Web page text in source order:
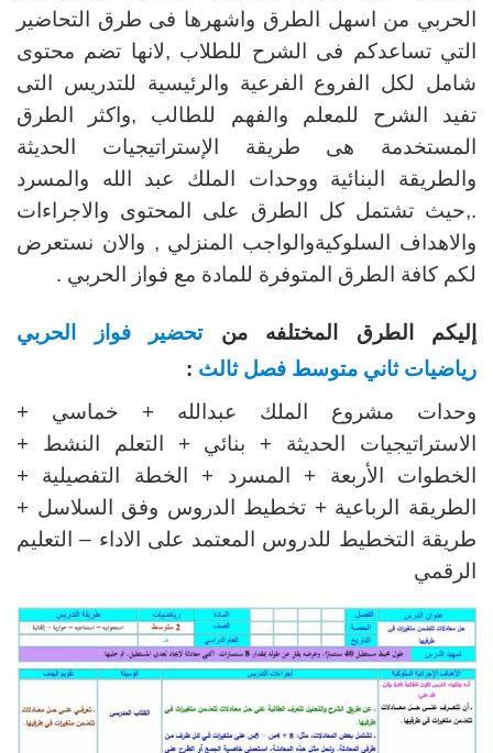
الحربي من اسهل الطرق واشهرها فى طرق التحاضير
التي تساعدكم فى الشرح للطلاب ,لانها تضم محتوى
شامل لكل الفروع الفرعية والرئيسية للتدريس التى
تفيد الشرح للمعلم والفهم للطالب ,واكثر الطرق
المستخدمة هى طريقة الإستراتيجيات الحديثة
والطريقة البنائية ووحدات الملك عبد الله والمسرد
.,حيث تشتمل كل الطرق على المحتوى والاجراءات
والاهداف السلوكيةوالواجب المنزلي , والان نستعرض
لكم كافة الطرق المتوفرة للمادة مع فواز الحربي .
إليكم الطرق المختلفه منتحضير فواز الحربي
رياضيات ثاني متوسط فصل ثالث :
وحدات مشروع الملك عبدالله + خماسي +
الاستراتيجيات الحديثة + بنائي + التعلم النشط +
الخطوات الأربعة + المسرد + الخطة التفصيلية +
الطريقة الرباعية + تخطيط الدروس وفق السلاسل +
طريقة التخطيط للدروس المعتمد على الاداء – التعليم
الرقمي